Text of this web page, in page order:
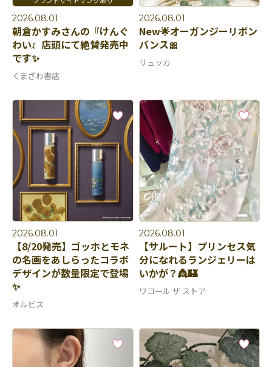
2026.08.01
朝倉かすみさんの『けんぐ
わい』店頭にて絶賛発売中
です✨
くまざわ書店
2026.08.01
New🌟オーガンジーリボン
バンス🎀
リュッカ
2026.08.01
【8/20発売】ゴッホとモネ
の名画をあしらったコラボ
デザインが数量限定で登場
✨
オルビス
2026.08.01
【サルート】プリンセス気
分になれるランジェリーは
いかが？👸🏰
ワコール ザ ストア